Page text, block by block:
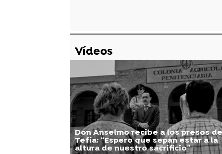
Vídeos
Don Anselmo recibe a los presos de
Tefía: “Espero que sepan estar a la
altura de nuestro sacrificio”